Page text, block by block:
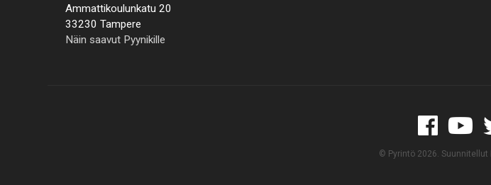
Ammattikoulunkatu 20
33230 Tampere
Näin saavut Pyynikille
© Pyrintö 2026. Suunnitellut